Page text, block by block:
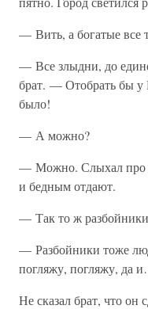
— Вить, а богатые все
— Все злыдни, до
брат. — Отобрать бы у
было!
— А можно?
— Можно. Слыхал про
и бедным отдают.
— Так то ж
— Разбойники тоже
погляжу, погляжу, да
Не сказал брат, что он